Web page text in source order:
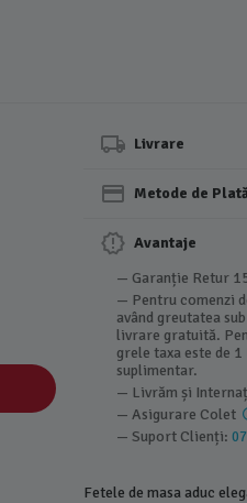
Livrare
Metode de
Avantaje
— Garanție Retur
— Pentru comenzi
având greutatea
livrare gratuită.
grele taxa este de 1
suplimentar.
— Livrăm și
— Asigurare Colet
— Suport Clienți:
Fetele de masa aduc